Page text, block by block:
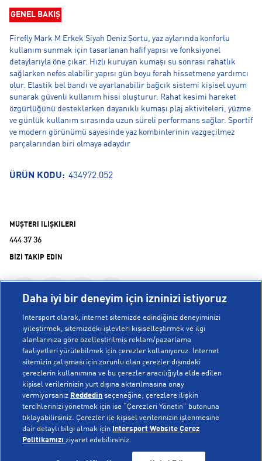
GENEL BAKIŞ
Firefly Mark M Erkek Siyah Deniz Şortu, yaz aylarında konforlu
kullanım sunmak için tasarlanan hafif yapısı ve fonksiyonel
detaylarıyla öne çıkar. Hızlı kuruyan kumaşı su sonrası rahatlık
sağlarken nefes alabilir yapısı gün boyu ferah hissetmene yardımcı
olur. Elastik bel bandı ve ayarlanabilir bağcık sistemi kişisel uyum
sunarak güvenli kullanım hissi oluşturur. Rahat kesimi hareket
özgürlüğünü desteklerken dayanıklı kumaşı plaj aktiviteleri, yüzme
ve günlük kullanım sırasında uzun süreli performans sağlar. Sportif
ve modern görünümü sayesinde yaz kombinlerinin vazgeçilmez
parçalarından biri olmaya adaydır
ÜRÜN KODU: 434972.052
MÜŞTERİ İLİŞKİLERİ
444 37 36
BİZİ TAKİP EDİN
KURUMSAL
Hakkımızda
Mağazalarımız
Bilgi Toplumu Hizmetleri
Gizlilik Politikası
YARDIM
Sipariş Takibi
İptal & İade
POPÜLER KOLEKSİYONLAR
Daha iyi bir deneyim için izninizi istiyoruz
Intersport olarak, internet sitemizde edindiğiniz deneyiminizi
iyileştirmek, sitemizdeki işlevleri kişiselleştirmek ve ilgi
alanlarınıza göre özelleştirilmiş reklam/pazarlama
faaliyetleri yürütebilmek için çerezler kullanıyoruz. İnternet
sitemizin çalışması için zorunlu olan çerezler dışındaki
çerezlerin kullanımına ve bu çerezler aracılığıyla elde edilen
kişisel verilerinizin yurt dışına aktarılmasına onay
vermiyorsanız Reddedin seçeneğine; çerezlere ilişkin
tercihlerinizi yönetmek için ise “Çerezleri Yönetin” butonuna
tıklayabilirsiniz. Çerezler ile kişisel verilerinizin işlenmesine
dair detaylı bilgi almak için
Intersport Website Çerez
Politikamızıziyaret edebilirsiniz.